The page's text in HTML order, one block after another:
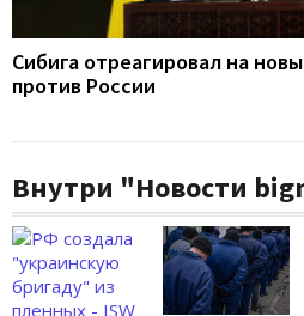
Сибига отреагировал на
против России
Внутри "Новости